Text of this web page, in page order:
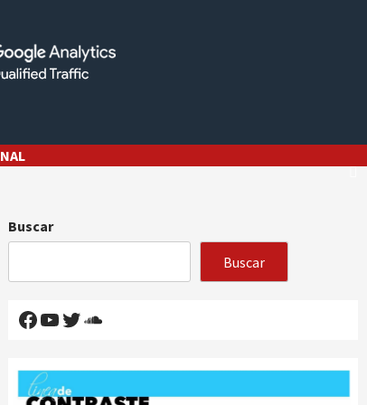
Buscar
Buscar
Facebook
YouTube
Twitter
SoundCloud